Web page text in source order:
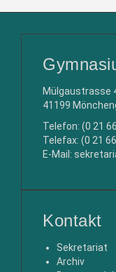
Mülgaustrasse
41199
Telefon: (0 21
Telefax: (0 21
E-Mail:
Kontakt
Sekretariat
Archiv